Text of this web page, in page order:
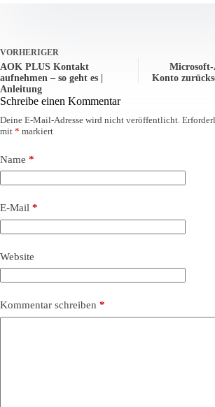
VORHERIGER
AOK PLUS Kontakt
aufnehmen – so geht es |
Anleitung
Konto
Schreibe einen Kommentar
Deine E-Mail-Adresse wird nicht veröffentlicht.
mit * markiert
Name *
E-Mail *
Website
Kommentar schreiben *